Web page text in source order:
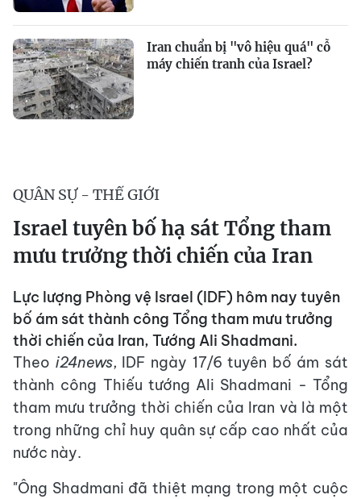
Iran chuẩn bị "vô hiệu quá" cỗ
máy chiến tranh của Israel?
QUÂN SỰ - THẾ GIỚI
Israel tuyên bố hạ sát Tổng tham
mưu trưởng thời chiến của Iran
Lực lượng Phòng vệ Israel (IDF) hôm nay tuyên
bố ám sát thành công Tổng tham mưu trưởng
thời chiến của Iran, Tướng Ali Shadmani.
Theo i24news, IDF ngày 17/6 tuyên bố ám sát
thành công Thiếu tướng Ali Shadmani - Tổng
tham mưu trưởng thời chiến của Iran và là một
trong những chỉ huy quân sự cấp cao nhất của
nước này.
"Ông Shadmani đã thiệt mạng trong một cuộc